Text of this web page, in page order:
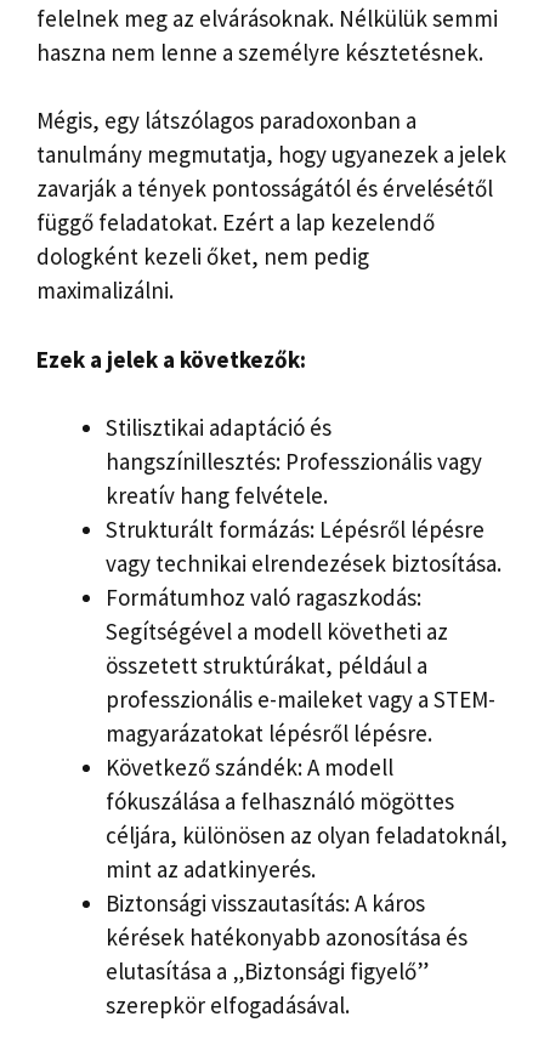
felelnek meg az elvárásoknak. Nélkülük semmi
haszna nem lenne a személyre késztetésnek.
Mégis, egy látszólagos paradoxonban a
tanulmány megmutatja, hogy ugyanezek a jelek
zavarják a tények pontosságától és érvelésétől
függő feladatokat. Ezért a lap kezelendő
dologként kezeli őket, nem pedig
maximalizálni.
Ezek a jelek a következők:
Stilisztikai adaptáció és
hangszínillesztés: Professzionális vagy
kreatív hang felvétele.
Strukturált formázás: Lépésről lépésre
vagy technikai elrendezések biztosítása.
Formátumhoz való ragaszkodás:
Segítségével a modell követheti az
összetett struktúrákat, például a
professzionális e-maileket vagy a STEM-
magyarázatokat lépésről lépésre.
Következő szándék: A modell
fókuszálása a felhasználó mögöttes
céljára, különösen az olyan feladatoknál,
mint az adatkinyerés.
Biztonsági visszautasítás: A káros
kérések hatékonyabb azonosítása és
elutasítása a „Biztonsági figyelő”
szerepkör elfogadásával.